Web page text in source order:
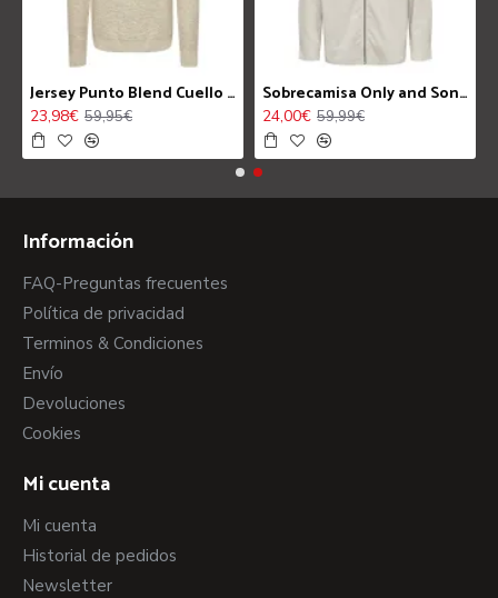
Jersey Punto Blend Cuello Alto Crockery 4645
23,98€ 59,95€
Sobrecamisa Only and Sons OnsLes Classiques Silver Lining
24,00€ 59,99€
Información
FAQ-Preguntas frecuentes
Política de privacidad
Terminos & Condiciones
Envío
Devoluciones
Cookies
Mi cuenta
Mi cuenta
Historial de pedidos
Newsletter